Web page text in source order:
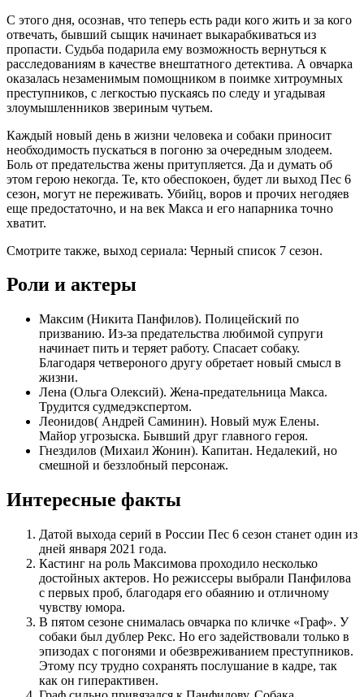
С этого дня, осознав, что теперь есть ради кого жить и за кого
отвечать, бывший сыщик начинает выкарабкиваться из
пропасти. Судьба подарила ему возможность вернуться к
расследованиям в качестве внештатного детектива. А овчарка
оказалась незаменимым помощником в поимке хитроумных
преступников, с легкостью пускаясь по следу и угадывая
злоумышленников звериным чутьем.
Каждый новый день в жизни человека и собаки приносит
необходимость пускаться в погоню за очередным злодеем.
Боль от предательства жены притупляется. Да и думать об
этом герою некогда. Те, кто обеспокоен, будет ли выход Пес 6
сезон, могут не переживать. Убийц, воров и прочих негодяев
еще предостаточно, и на век Макса и его напарника точно
хватит.
Смотрите также, выход сериала: Черный список 7 сезон.
Роли и актеры
Максим (Никита Панфилов). Полицейский по
призванию. Из-за предательства любимой супруги
начинает пить и теряет работу. Спасает собаку.
Благодаря четвероного другу обретает новый смысл в
жизни.
Лена (Ольга Олексий). Жена-предательница Макса.
Трудится судмедэкспертом.
Леонидов( Андрей Саминин). Новый муж Елены.
Майор угрозыска. Бывший друг главного героя.
Гнездилов (Михаил Жонин). Капитан. Недалекий, но
смешной и беззлобный персонаж.
Интересные факты
Датой выхода серий в России Пес 6 сезон станет один из
дней января 2021 года.
Кастинг на роль Максимова проходило несколько
достойных актеров. Но режиссеры выбрали Панфилова
с первых проб, благодаря его обаянию и отличному
чувству юмора.
В пятом сезоне снималась овчарка по кличке «Граф». У
собаки был дублер Рекс. Но его задействовали только в
эпизодах с погонями и обезвреживанием преступников.
Этому псу трудно сохранять послушание в кадре, так
как он гиперактивен.